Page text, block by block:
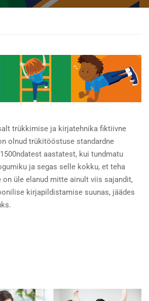
trükkimise ja kirjatehnika fiktiivne
olnud trükitööstuse standardne
aastatest, kui tundmatu
ja segas selle kokku, et teha
üle elanud mitte ainult viis sajandit,
kirjapildistamise suunas, jäädes